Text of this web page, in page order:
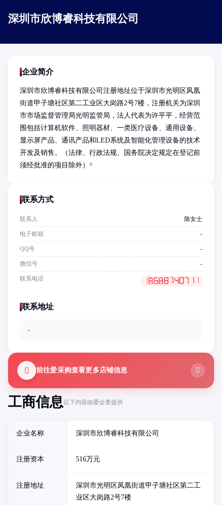
深圳市欣博睿科技有限公司
工商信息以下内容由爱企查提供
企业名称 深圳市欣博睿科技有限公司
注册资本 516万元
注册地址
深圳市光明区凤凰街道甲子塘社区第二工
业区大岗路2号7楼
企业简介
深圳市欣博睿科技有限公司注册地址位于深圳市光明区凤凰
街道甲子塘社区第二工业区大岗路2号7楼，注册机关为深圳
市市场监督管理局光明监管局，法人代表为许平平，经营范
围包括计算机软件、照明器材、一类医疗设备、通用设备、
显示屏产品、通讯产品和LED系统及智能化管理设备的技术
开发及销售。（法律、行政法规、国务院决定规定在登记前
须经批准的项目除外）^
联系方式
联系人 陈女士
电子邮箱 -
QQ号 -
微信号 -
联系电话
联系地址
-
前往爱采购查看更多店铺信息